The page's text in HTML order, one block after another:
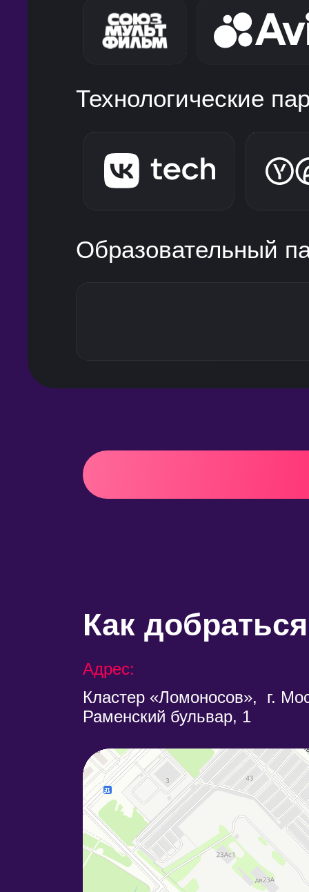
Образовательный
Технологические
Кластер «Ломоносов», г.
Раменский бульвар, 1
Адрес:
Как добраться
МГУ имени М.В. Ломоносова, кластер Ломоносов
Научно-производственная организация в Москве